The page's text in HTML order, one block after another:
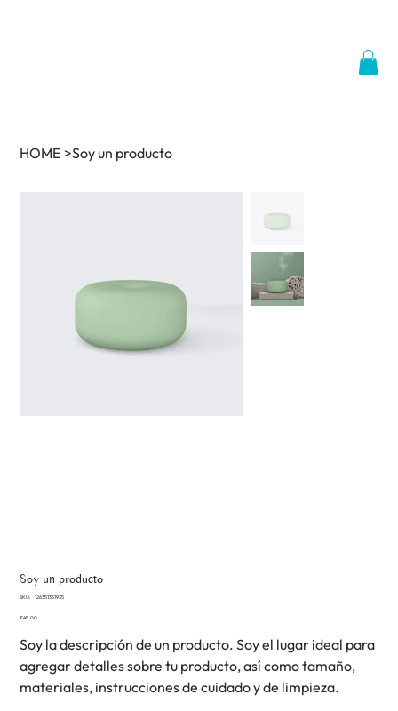
HOME >Soy un producto
Soy un producto
SKU:
SKU
126351351935
Price
€45.00
Soy la descripción de un producto. Soy el lugar ideal para
agregar detalles sobre tu producto, así como tamaño,
materiales, instrucciones de cuidado y de limpieza.